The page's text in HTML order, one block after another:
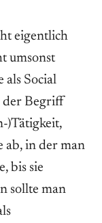
eigentlich
umsonst
als Social
der Begriff
)Tätigkeit,
ab, in der man
bis sie
sollte man